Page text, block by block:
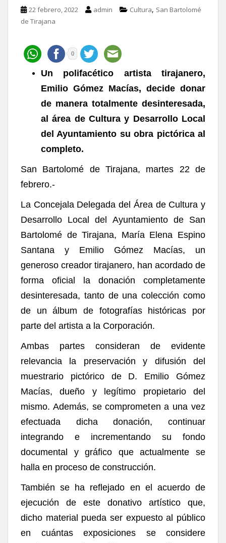
22 febrero, 2022 admin Cultura, San Bartolomé
de Tirajana
0
Un polifacético artista tirajanero,
Emilio Gómez Macías, decide donar
de manera totalmente desinteresada,
al área de Cultura y Desarrollo Local
del Ayuntamiento su obra pictórica al
completo.
San Bartolomé de Tirajana, martes 22 de
febrero.-
La Concejala Delegada del Área de Cultura y
Desarrollo Local del Ayuntamiento de San
Bartolomé de Tirajana, María Elena Espino
Santana y Emilio Gómez Macías, un
generoso creador tirajanero, han acordado de
forma oficial la donación completamente
desinteresada, tanto de una colección como
de un álbum de fotografías históricas por
parte del artista a la Corporación.
Ambas partes consideran de evidente
relevancia la preservación y difusión del
muestrario pictórico de D. Emilio Gómez
Macías, dueño y legítimo propietario del
mismo. Además, se comprometen a una vez
efectuada dicha donación, continuar
integrando e incrementando su fondo
documental y gráfico que actualmente se
halla en proceso de construcción.
También se ha reflejado en el acuerdo de
ejecución de este donativo artístico que,
dicho material pueda ser expuesto al público
en cuántas exposiciones se considere